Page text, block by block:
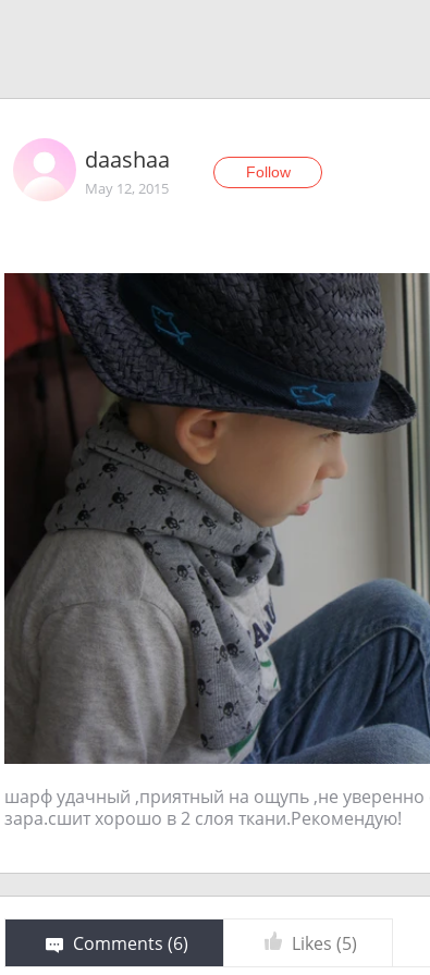
daashaa
May 12, 2015
Follow
шарф удачный ,приятный на ощупь ,не уверенно
зара.сшит хорошо в 2 слоя ткани.Рекомендую!
Comments (6) Likes (5)